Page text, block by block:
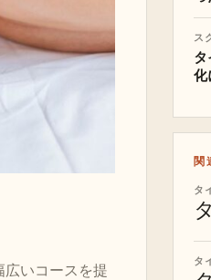
いコースを提
ス
化
関
タ
タ